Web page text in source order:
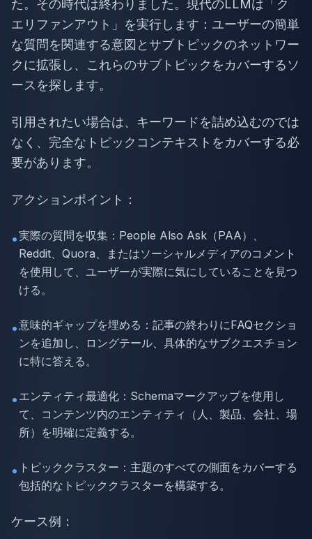
た。その時代は終わりました。現代のLLMは「ク
エリファンアウト」を実行します：ユーザーの簡単
な質問を関連する意図とサブトピックのネットワー
クに拡張し、これらのサブトピックをカバーするソ
ースを探します。
引用されたい場合は、キーワードを詰め込むのでは
なく、完全なトピックコンテキストをカバーする必
要があります。
アクションポイント：
•実際の質問を収集：People Also Ask（PAA）、
Reddit、Quora、またはソーシャルメディアのコメント
を使用して、ユーザーが実際に気にしていることを見つ
ける。
•意味的ギャップを埋める：記事の終わりにFAQセクショ
ンを追加し、ロングテール、具体的なサブクエスチョン
に特に答える。
• エンティティ最適化：Schemaマークアップを使用し
て、コンテンツ内のエンティティ（人、製品、会社、場
所）を明確に定義する。
• トピッククラスター：主題のすべての側面をカバーする
包括的なトピッククラスターを構築する。
ケース例：